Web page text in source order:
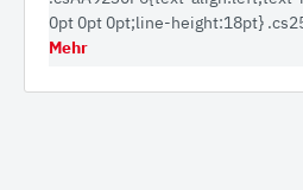
0pt 0pt 0pt;line-height:18pt}
Mehr